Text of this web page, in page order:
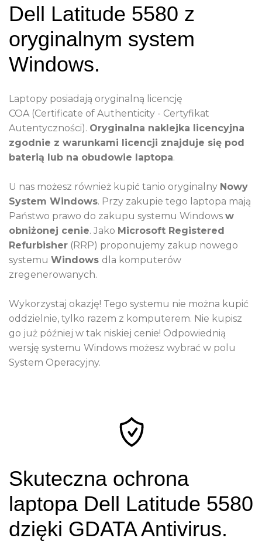
Dell Latitude 5580 z
oryginalnym system
Windows.
Laptopy posiadają oryginalną licencję
COA (Certificate of Authenticity - Certyfikat
Autentyczności). Oryginalna naklejka licencyjna
zgodnie z warunkami licencji znajduje się pod
baterią lub na obudowie laptopa.
U nas możesz również kupić tanio oryginalny Nowy
System Windows. Przy zakupie tego laptopa mają
Państwo prawo do zakupu systemu Windows w
obniżonej cenie. Jako Microsoft Registered
Refurbisher (RRP) proponujemy zakup nowego
systemu Windows dla komputerów
zregenerowanych.
Wykorzystaj okazję! Tego systemu nie można kupić
oddzielnie, tylko razem z komputerem. Nie kupisz
go już później w tak niskiej cenie! Odpowiednią
wersję systemu Windows możesz wybrać w polu
System Operacyjny.
Skuteczna ochrona
laptopa Dell Latitude 5580
dzięki GDATA Antivirus.